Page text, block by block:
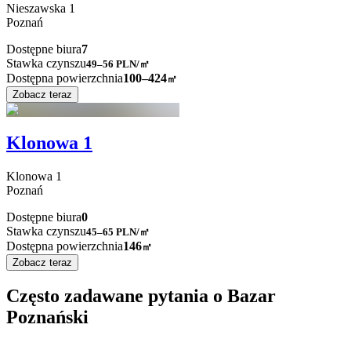
Nieszawska 1
Poznań
Dostępne biura7
Stawka czynszu49–56 PLN/㎡
Dostępna powierzchnia100–424㎡
Zobacz teraz
Klonowa 1
Klonowa 1
Poznań
Dostępne biura0
Stawka czynszu45–65 PLN/㎡
Dostępna powierzchnia146㎡
Zobacz teraz
Często zadawane pytania o Bazar
Poznański